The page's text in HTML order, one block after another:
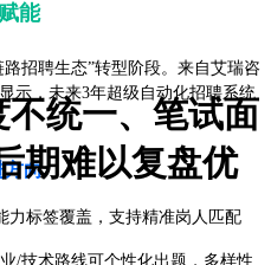
不统一、笔试面
期难以复盘优
能
招聘生态”转型阶段。来自艾瑞咨
示，未来3年超级自动化招聘系统
方向
力标签覆盖，支持精准岗人匹配
/技术路线可个性化出题，多样性